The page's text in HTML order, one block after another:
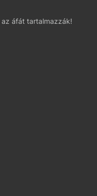
áfát tartalmazzák!